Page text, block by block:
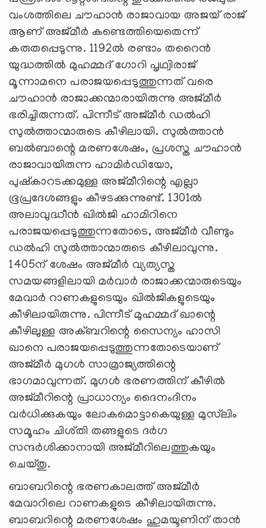
വംശത്തിലെ ചൗഹാൻ രാജാവായ അജയ് രാജ്
ആണ് അജ്മീർ കണ്ടെത്തിയെതെന്ന്
കരുതപ്പെടുന്നു. 1192ൽ രണ്ടാം തറൈൻ
യുദ്ധത്തിൽ മുഹമ്മദ് ഗോറി പൃഥ്വിരാജ്
മൂന്നാമനെ പരാജയപ്പെടുത്തുന്നത് വരെ
ചൗഹാൻ രാജാക്കന്മാരായിരുന്നു അജ്മീർ
ഭരിച്ചിരുന്നത്. പിന്നീട് അജ്മീർ ഡൽഹി
സുൽത്താന്മാരുടെ കീഴിലായി. സുൽത്താൻ
ബൽബാന്റെ മരണശേഷം, പ്രശസ്ത ചൗഹാൻ
രാജാവായിരുന്ന ഹാമിർഡിയോ,
പുഷ്‌കാറടക്കമുള്ള അജ്മീറിന്റെ എല്ലാ
ഭൂപ്രദേശങ്ങളും കീഴടക്കുന്നുണ്ട്. 1301ൽ
അലാവുദ്ധീൻ ഖിൽജി ഹാമിറിനെ
പരാജയപ്പെടുത്തുന്നതോടെ, അജ്മീർ വീണ്ടും
ഡൽഹി സുൽത്താന്മാരുടെ കീഴിലാവുന്നു.
1405ന് ശേഷം അജ്മീർ വ്യത്യസ്ത
സമയങ്ങളിലായി മർവാർ രാജാക്കന്മാരുടെയും
മേവാർ റാണകളുടെയും ഖിൽജികളുടെയും
കീഴിലായിരുന്നു. പിന്നീട് മുഹമ്മദ് ഖാന്റെ
കീഴിലുള്ള അക്ബറിന്റെ സൈന്യം ഹാസി
ഖാനെ പരാജയപ്പെടുത്തുന്നതോടെയാണ്
അജ്മീർ മുഗൾ സാമ്രാജ്യത്തിന്റെ
ഭാഗമാവുന്നത്. മുഗൾ ഭരണത്തിന് കീഴിൽ
അജ്മീറിന്റെ പ്രാധാന്യം ദൈനംദിനം
വർധിക്കുകയും ലോകമൊട്ടാകെയുള്ള മുസ്‍ലിം
സമൂഹം ചിശ്തി തങ്ങളുടെ ദർഗ
സന്ദർശിക്കാനായി അജ്മീറിലെത്തുകയും
ചെയ്തു.
ബാബറിന്റെ ഭരണകാലത്ത് അജ്മീർ
മേവാറിലെ റാണകളുടെ കീഴിലായിരുന്നു.
ബാബറിന്റെ മരണശേഷം ഹുമയൂണിന് താൻ